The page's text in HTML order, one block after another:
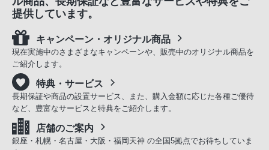
提供しています。
キャンペーン・オリジナル商品
現在実施中のさまざまなキャンペーンや、販売中のオリジナル商品を
ご紹介します。
特典・サービス
長期保証や商品の設置サービス、また、購入金額に応じた各種ご優待
など、豊富なサービスと特典をご紹介します。
店舗のご案内
銀座・札幌・名古屋・大阪・福岡天神 の全国5拠点でお待ちしていま